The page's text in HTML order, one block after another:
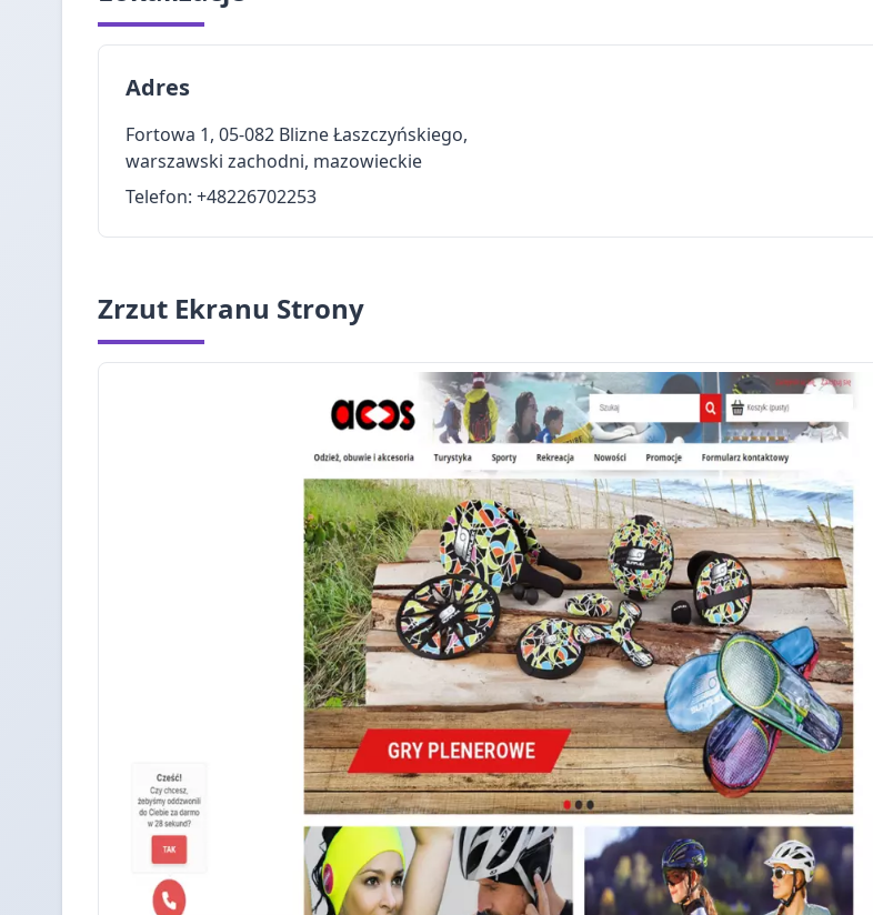
Adres
Fortowa 1, 05-082 Blizne Łaszczyńskiego,
warszawski zachodni, mazowieckie
Telefon: +48226702253
Zrzut Ekranu Strony